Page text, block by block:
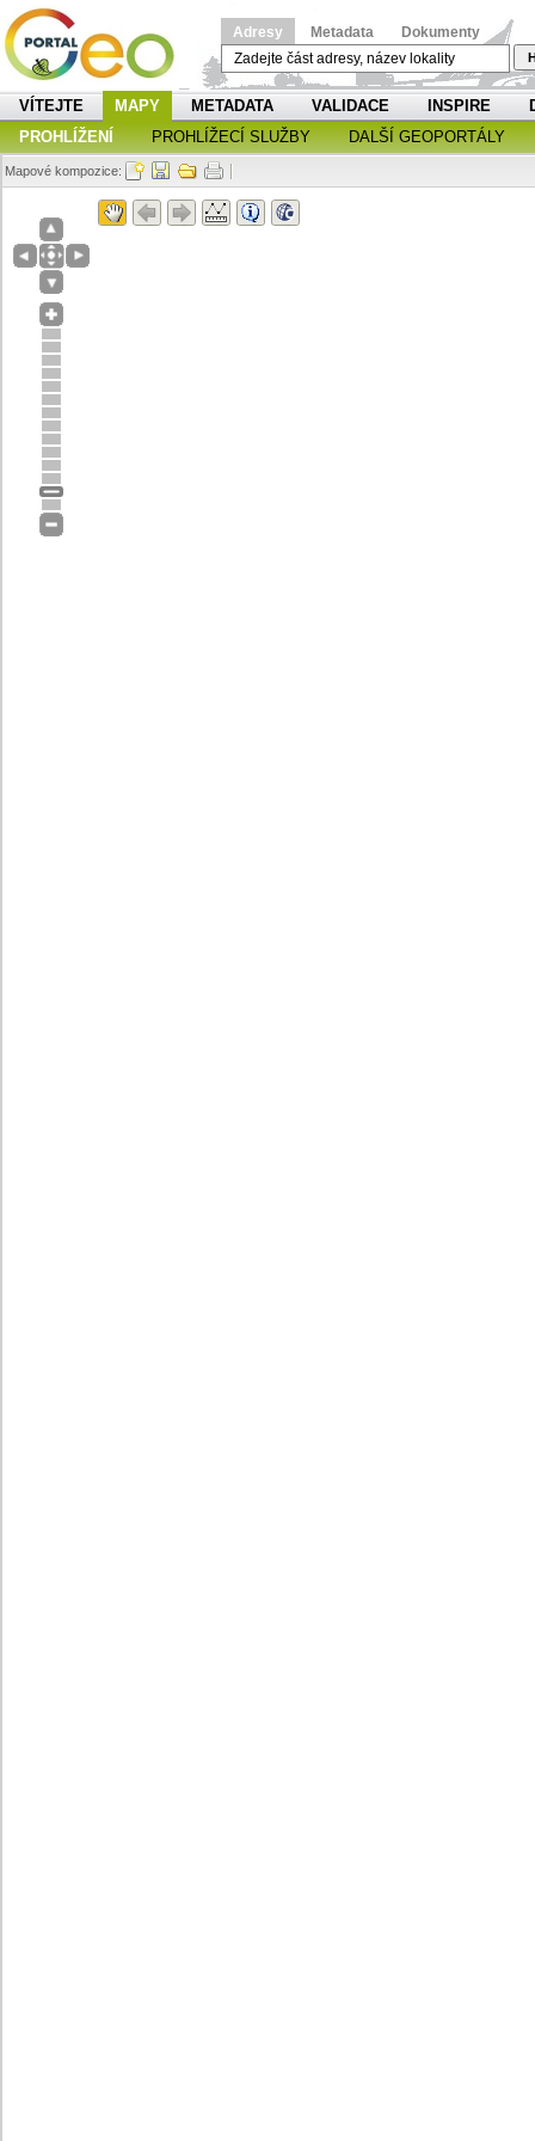
Adresy Metadata Dokumenty
VÍTEJTE MAPY METADATA VALIDACE INSPIRE
PROHLÍŽENÍ
PROHLÍŽECÍ SLUŽBY DALŠÍ GEOPORTÁLY
Mapové kompozice: